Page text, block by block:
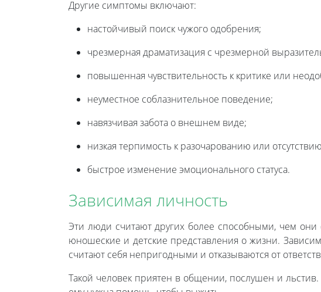
Другие симптомы включают:
настойчивый поиск чужого одобрения;
чрезмерная драматизация с чрезмерной
повышенная чувствительность к критике или
неуместное соблазнительное поведение;
навязчивая забота о внешнем виде;
низкая терпимость к разочарованию или
быстрое изменение эмоционального статуса.
Зависимая личность
Эти люди считают других более способными, чем
юношеские и детские представления о жизни.
считают себя непригодными и отказываются от
Такой человек приятен в общении, послушен и